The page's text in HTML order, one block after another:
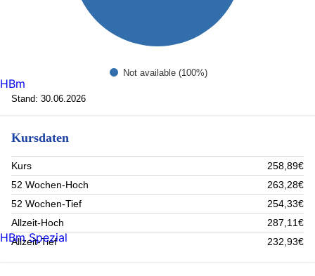
Not available (100%)
Stand: 30.06.2026
Kursdaten
Kurs
258,89€
52 Wochen-Hoch
263,28€
52 Wochen-Tief
254,33€
Allzeit-Hoch
287,11€
Allzeit-Tief
232,93€
HBm
HBm Spezial